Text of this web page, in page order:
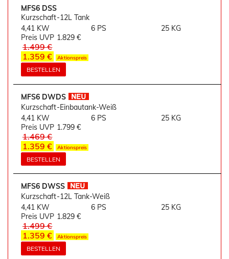
MFS6 DSS
Kurzschaft-12L Tank
4,41 KW
6 PS
25 KG
Preis UVP 1.829 €
1.499 €
1.359 €
Aktionspreis
BESTELLEN
MFS6 DWDS
Kurzschaft-Einbautank-Weiß
4,41 KW
6 PS
25 KG
Preis UVP 1.799 €
1.469 €
1.359 €
Aktionspreis
BESTELLEN
MFS6 DWSS
Kurzschaft-12L Tank-Weiß
4,41 KW
6 PS
25 KG
Preis UVP 1.829 €
1.499 €
1.359 €
Aktionspreis
BESTELLEN